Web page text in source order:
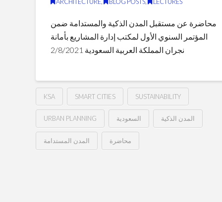
الثالث
ARCHITECTURE, BLOG POSTS, LECTURES
محاضرة عن مستقبل المدن الذكية والمستدامة ضمن
المؤتمر السنوي الأول لمكتب إدارة المشاريع بأمانة
نجران المملكة العربية السعودية 2/8/2021
KSA SMART CITIES SUSTAINABILITY
URBAN PLANNING السعودية المدن الذكية
المدن المستدامة محاضرة